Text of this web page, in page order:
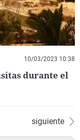
10/03/2023 10:38
durante el
siguiente